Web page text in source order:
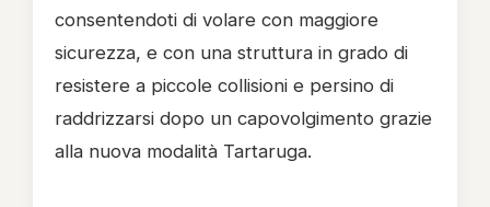
consentendoti di volare con maggiore
sicurezza, e con una struttura in grado di
resistere a piccole collisioni e persino di
raddrizzarsi dopo un capovolgimento grazie
alla nuova modalità Tartaruga.